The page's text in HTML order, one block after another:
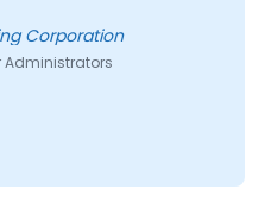
Corporation
Administrators